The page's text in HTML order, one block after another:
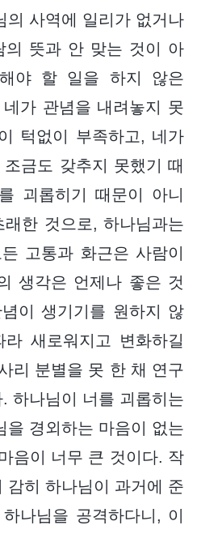
의 사역에 일리가 없거나
의 뜻과 안 맞는 것이 아
야 할 일을 하지 않은
가 관념을 내려놓지 못
턱없이 부족하고, 네가
금도 갖추지 못했기 때
괴롭히기 때문이 아니
한 것으로, 하나님과는
고통과 화근은 사람이
생각은 언제나 좋은 것
이 생기기를 원하지 않
새로워지고 변화하길
리 분별을 못 한 채 연구
하나님이 너를 괴롭히는
을 경외하는 마음이 없는
음이 너무 큰 것이다. 작
감히 하나님이 과거에 준
나님을 공격하다니, 이